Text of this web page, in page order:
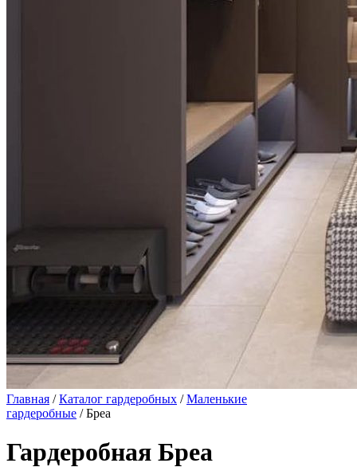
Главная /Каталог гардеробных /Маленькие
гардеробные / Бреа
Гардеробная Бреа